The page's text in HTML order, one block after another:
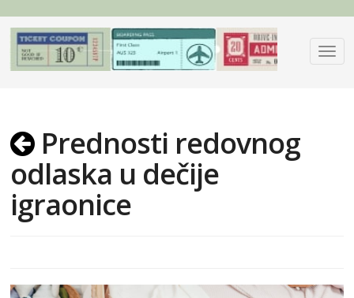
Prednosti redovnog
odlaska u dečije
igraonice